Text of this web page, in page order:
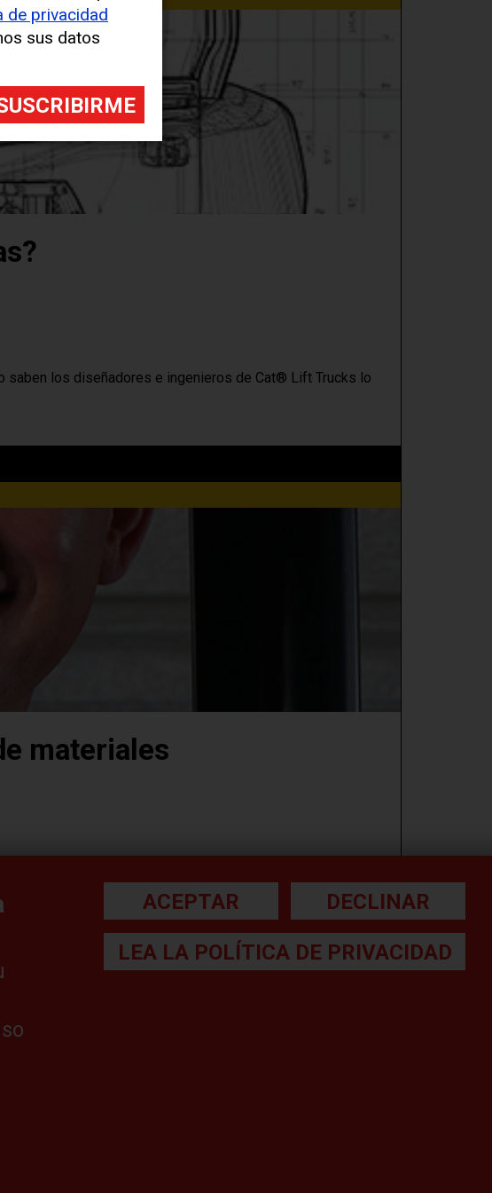
ACEPTAR DECLINAR
LEA LA POLÍTICA DE PRIVACIDAD
saben los diseñadores e ingenieros de Cat® Lift Trucks lo
materiales
más interesantes e importantes de los diez últimos
de privacidad
sus datos